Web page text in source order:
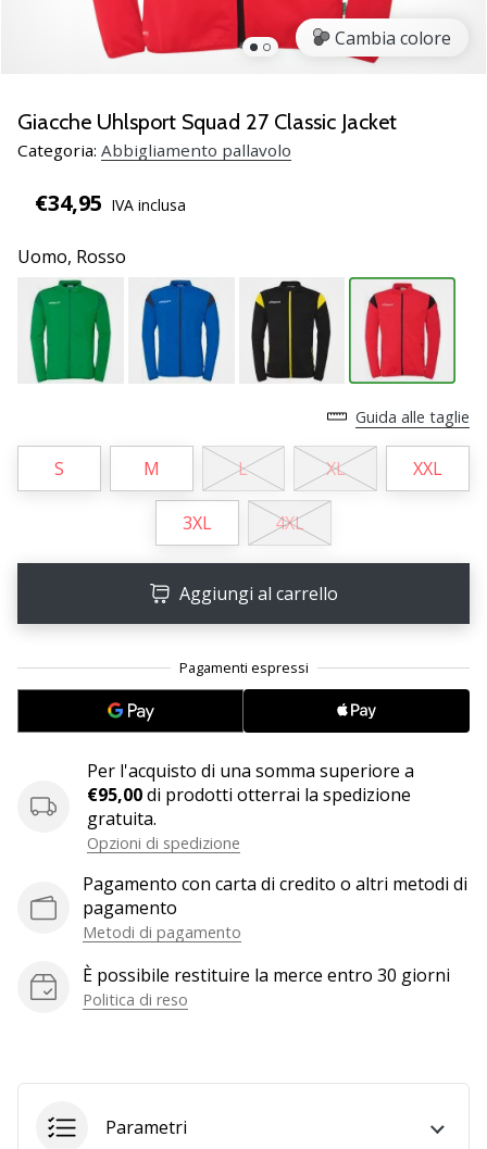
ambassador
Weplayvolleyball
un
fanatico
della
come
Unisciti
noi
come
marchio
Ambassador.
11. 8. 2022
Tempo di lettura: 2 min.
Weplayvolleyball
tuo
sito
personale,
blog,
pagina
Facebook
forum
online?
che
generino
Cambia colore
Giacche Uhlsport Squad 27 Classic Jacket
Categoria: Abbigliamento pallavolo
€34,95 IVA inclusa
Uomo, Rosso
Guida alle taglie
S M L XL XXL
3XL 4XL
Aggiungi al carrello
Per l'acquisto di una somma superiore a
€95,00di prodotti otterrai la spedizione
gratuita.
Opzioni di spedizione
Pagamento con carta di credito o altri metodi di
pagamento
Metodi di pagamento
È possibile restituire la merce entro 30 giorni
Politica di reso
Parametri